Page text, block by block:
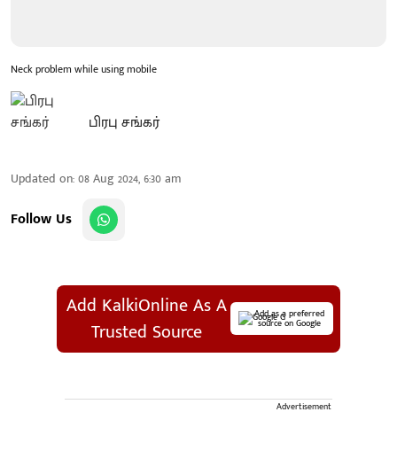
Neck problem while using mobile
பிரபு சங்கர்
Updated on:08 Aug 2024, 6:30 am
Follow Us
Add KalkiOnline As A
Trusted Source
Add as a preferred
source on Google
Advertisement